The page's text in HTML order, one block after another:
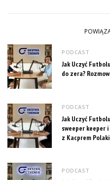
PODCAST
Jak Uczyć
do zera?
PODCAST
Jak Uczyć
sweeper keeper
z Kacprem
PODCAST